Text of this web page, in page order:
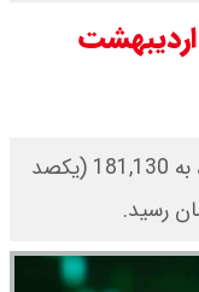
قیمت تتر امروز چهارشنبه ۱۶ اردیبهشت
قیمت تتر امروز با کاهش 1.27 درصدی، به 181,130 (یکصد
رسید.